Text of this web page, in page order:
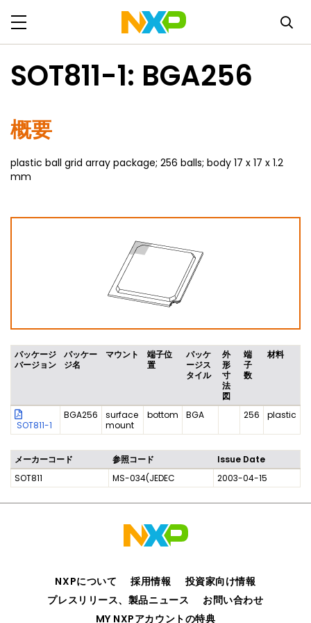
SOT811-1: BGA256
概要
plastic ball grid array package; 256 balls; body 17 x 17 x 1.2
mm
パッケージ
バージョン
パッケー
ジ名
マウント
端子位
置
パッケ
ージス
タイル
外
形
寸
法
図
端
子
数
材料
SOT811-1
BGA256
surface
mount
bottom BGA 256 plastic
メーカーコード 参照コード
Issue Date
SOT811
MS-034(JEDEC 2003-04-15
NXPについて 採用情報
投資家向け情報
プレスリリース、製品ニュース
お問い合わせ
MY NXPアカウントの特典